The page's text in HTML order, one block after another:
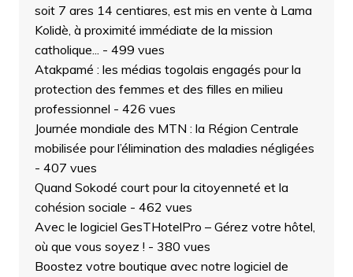
soit 7 ares 14 centiares, est mis en vente à Lama
Kolidè, à proximité immédiate de la mission
catholique... - 499 vues
Atakpamé : les médias togolais engagés pour la
protection des femmes et des filles en milieu
professionnel - 426 vues
Journée mondiale des MTN : la Région Centrale
mobilisée pour l’élimination des maladies négligées
- 407 vues
Quand Sokodé court pour la citoyenneté et la
cohésion sociale - 462 vues
Avec le logiciel GesTHotelPro – Gérez votre hôtel,
où que vous soyez ! - 380 vues
Boostez votre boutique avec notre logiciel de